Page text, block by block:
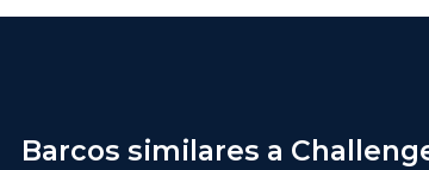
Barcos similares a